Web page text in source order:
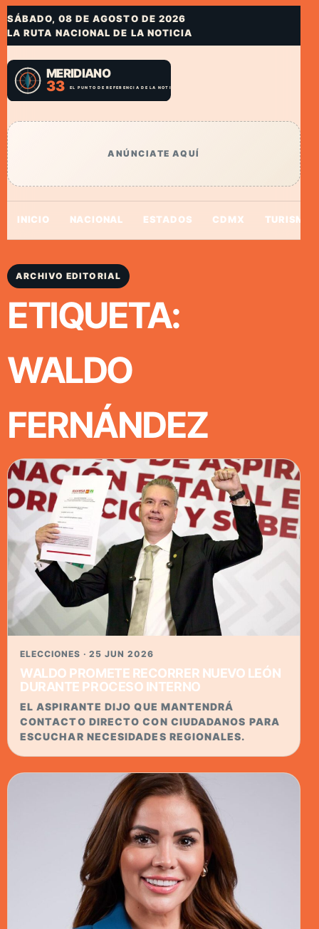
SÁBADO, 08 DE AGOSTO DE 2026
LA RUTA NACIONAL DE LA NOTICIA
ANÚNCIATE AQUÍ
INICIO NACIONAL ESTADOS CDMX TURISMO
ARCHIVO EDITORIAL
ETIQUETA:
WALDO
FERNÁNDEZ
ELECCIONES · 25 JUN 2026
WALDO PROMETE RECORRER NUEVO LEÓN
DURANTE PROCESO INTERNO
EL ASPIRANTE DIJO QUE MANTENDRÁ
CONTACTO DIRECTO CON CIUDADANOS PARA
ESCUCHAR NECESIDADES REGIONALES.